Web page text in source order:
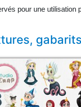
pour une